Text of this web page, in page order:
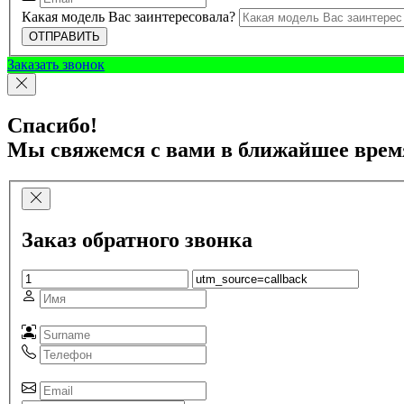
Какая модель Вас заинтересовала?
ОТПРАВИТЬ
Заказать звонок
Спасибо!
Мы свяжемся с вами в ближайшее
Заказ обратного звонка